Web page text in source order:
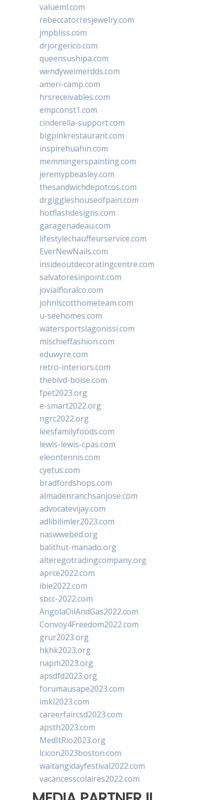
valueml.com
rebeccatorresjewelry.com
jmpbliss.com
drjorgerico.com
queensushipa.com
wendyweimerdds.com
ameri-camp.com
hrsreceivables.com
empconst1.com
cinderella-support.com
bigpinkrestaurant.com
inspirehuahin.com
memmingerspainting.com
jeremypbeasley.com
thesandwichdepotcos.com
drgiggleshouseofpain.com
hotflashdesigns.com
garagenadeau.com
lifestylechauffeurservice.com
EverNewNails.com
insideoutdecoratingcentre.com
salvatoresinpoint.com
jovialfloralco.com
johnlscotthometeam.com
u-seehomes.com
watersportslagonissi.com
mischieffashion.com
eduwyre.com
retro-interiors.com
theblvd-boise.com
fpet2023.org
e-smart2022.org
ngrc2022.org
leesfamilyfoods.com
lewis-lewis-cpas.com
eleontennis.com
cyetus.com
bradfordshops.com
almadenranchsanjose.com
advocatevijay.com
adlibilimler2023.com
naswwebed.org
balithut-manado.org
alteregotradingcompany.org
aprce2022.com
ibie2022.com
sbcc-2022.com
AngolaOilAndGas2022.com
Convoy4Freedom2022.com
grur2023.org
hkhk2023.org
napm2023.org
apsdfd2023.org
forumausape2023.com
imkl2023.com
careerfaircsd2023.com
apsth2023.com
MedItRio2023.org
lcicon2023boston.com
waitangidayfestival2022.com
vacancesscolaires2022.com